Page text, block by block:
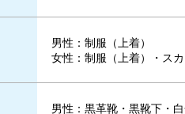
男性：制服（上着）
女性：制服（上着）・ス
男性：黒革靴・黒靴下・